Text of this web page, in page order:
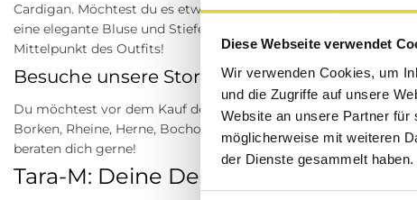
Diese Webseite verwendet
Wir verwenden Cookies, um
und die Zugriffe auf unsere
Website an unsere Partner für
möglicherweise mit weiteren
der Dienste gesammelt haben.
Cardigan. Möchtest du es etwas schicker für das abendliche
eine elegante Bluse und Stiefeletten dazu – der stylisch
Mittelpunkt des Outfits!
Besuche unsere Stores
Du möchtest vor dem Kauf deine Lieblingsartikel anprobieren?
Borken, Rheine, Herne, Bocholt, Coesfeld, Datteln,
beraten dich gerne!
Tara-M: Deine Destination für